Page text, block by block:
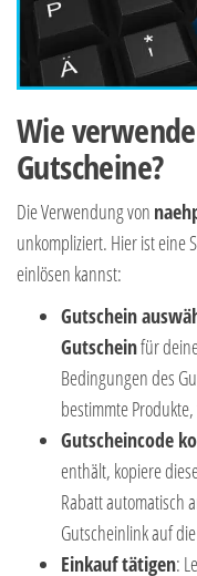
Wie
Gutscheine?
Die Verwendung von
unkompliziert. Hier ist eine
einlösen kannst:
Gutschein
Gutscheinfür
Bedingungen des
bestimmte
Gutscheincode
enthält, kopiere
Rabatt automatisch
Gutscheinlink auf
Einkauf tätigen: